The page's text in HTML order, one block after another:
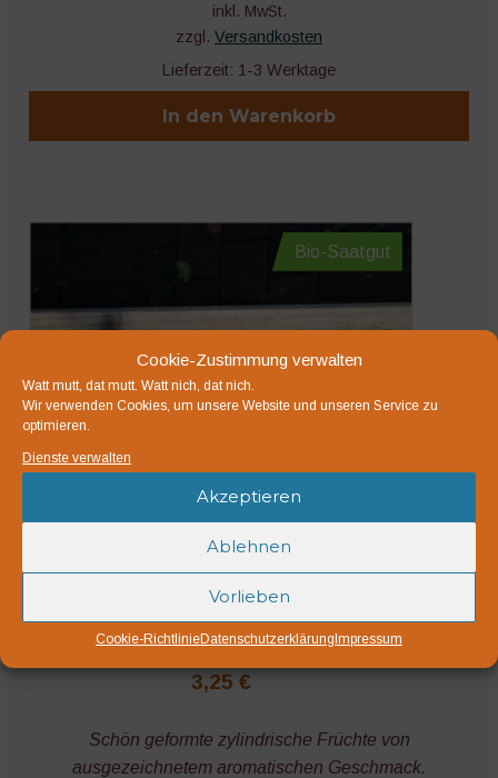
Cookie-Zustimmung verwalten
Watt mutt, dat mutt. Watt nich, dat nich.
Wir verwenden Cookies, um unsere Website und unseren Service zu
optimieren.
Dienste verwalten
Akzeptieren
Ablehnen
Vorlieben
Cookie-RichtlinieDatenschutzerklärungImpressum
inkl. MwSt.
zzgl. Versandkosten
Lieferzeit: 1-3 Werktage
In den Warenkorb
Bio-Saatgut
Serafina
3,25 €
Schön geformte zylindrische Früchte von
ausgezeichnetem aromatischen Geschmack.